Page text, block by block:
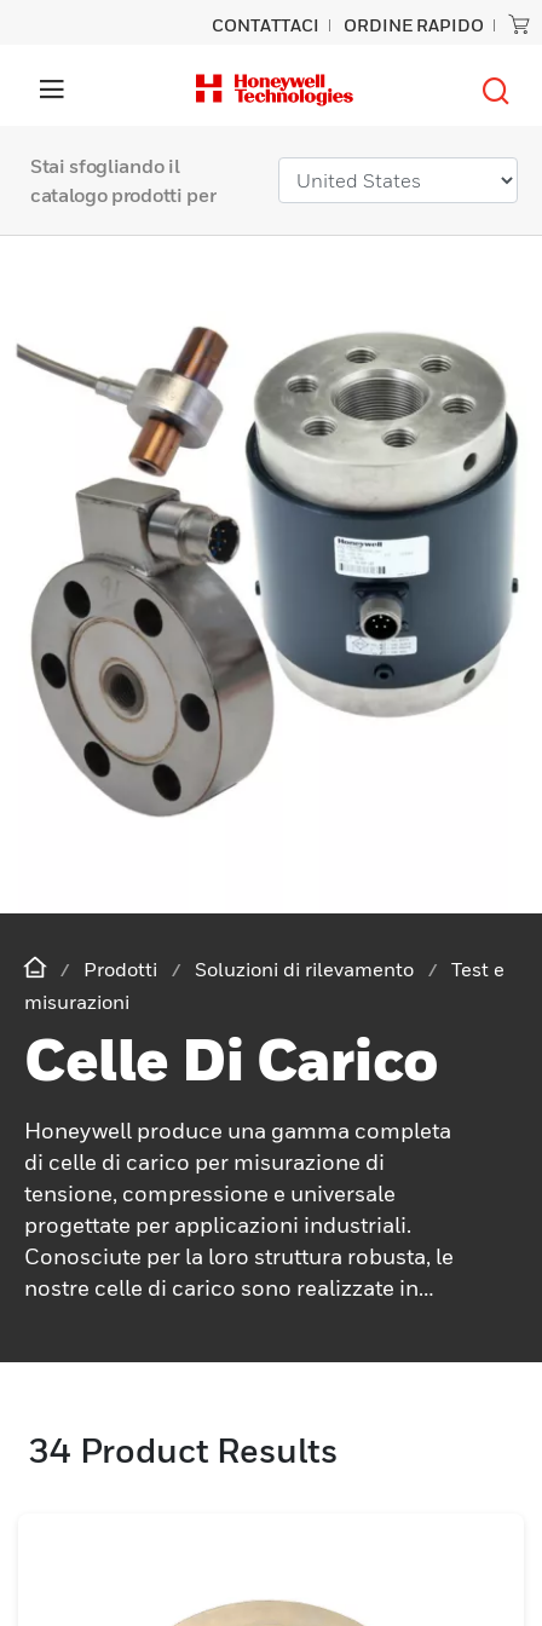
CONTATTACI ORDINE RAPIDO
Stai sfogliando il
catalogo prodotti per
Prodotti Soluzioni di rilevamento
Test e
misurazioni
Celle Di Carico
Honeywell produce una gamma completa
di celle di carico per misurazione di
tensione, compressione e universale
progettate per applicazioni industriali.
Conosciute per la loro struttura robusta, le
nostre celle di carico sono realizzate in
tecnologie avanzate di semiconduttori e
una precisione eccezionale, con
34 Product Results